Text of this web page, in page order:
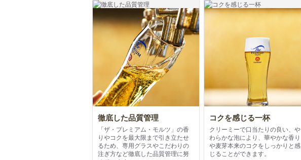
徹底した品質管理
「ザ・プレミアム・モルツ」の香
りやコクを最大限まで引き立たせ
るため、専用グラスやこだわりの
注ぎ方など徹底した品質管理に努
コクを感じる一杯
クリーミーで口当たりの良い、や
わらかな泡により、華やかな香り
や麦芽本来のコクをしっかりと感
じることができます。